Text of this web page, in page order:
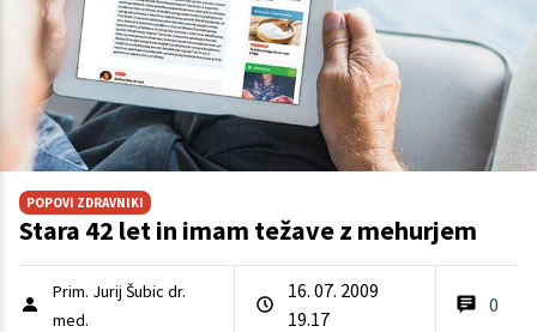
POPOVI ZDRAVNIKI
Stara 42 let in imam težave z mehurjem
Prim. Jurij Šubic dr.
med.
16. 07. 2009
19.17
0